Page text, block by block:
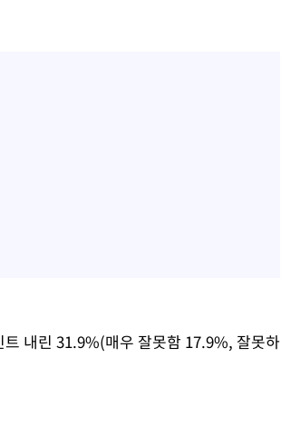
내린 31.9%(매우 잘못함 17.9%, 잘못하